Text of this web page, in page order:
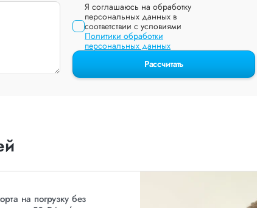
Я соглашаюсь на обработку
персональных данных в
соответствии с условиями
Политики обработки
персональных данных
Рассчитать
на погрузку без